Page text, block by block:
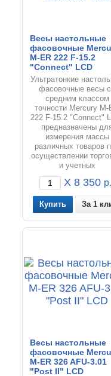
Весы настольные
фасовочные
M-ER 222 F-15.2
"Connect" LCD
Ультратонкие
фасовочные весы
средним классом
точности Mercury M-
222 F-15.2 "Connect"
предназначены
измерения массы
различных товаров
осуществлении
и учетных
технологических
операций.
X 8 350 р.
За 1
Весы настольные
фасовочные
M-ER 326 AFU-3.01
"Post II" LCD